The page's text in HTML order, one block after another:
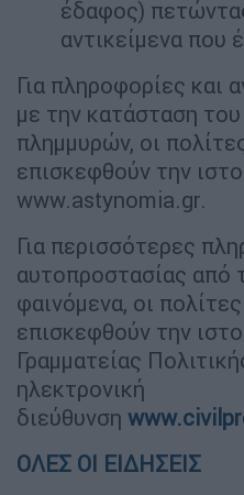
έδαφος)
αντικείμενα που
Για πληροφορίες και
με την κατάσταση
πλημμυρών, οι
επισκεφθούν την
www.astynomia.gr.
Για περισσότερες
αυτοπροστασίας από
φαινόμενα, οι
επισκεφθούν την
Γραμματείας
ηλεκτρονική
διεύθυνση
ΟΛΕΣ ΟΙ ΕΙΔΗΣΕΙΣ